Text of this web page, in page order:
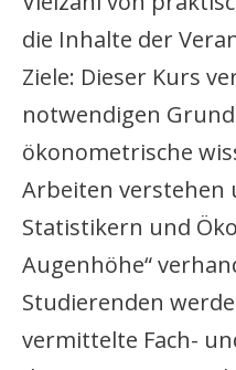
die Inhalte der
Ziele: Dieser Kurs
notwendigen
ökonometrische
Arbeiten verstehen
Statistikern und
Augenhöhe“
Studierenden
vermittelte Fach-